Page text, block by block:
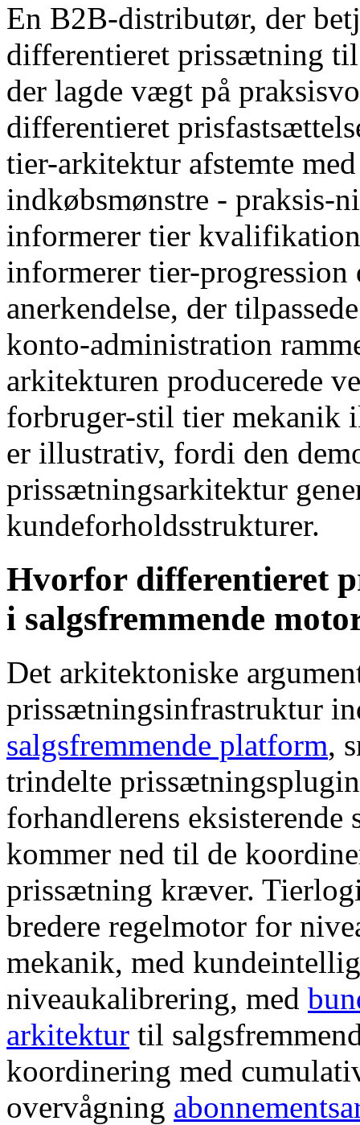
En B2B-distributør, der
differentieret prissætning
der lagde vægt på
differentieret
tier-arkitektur afstemte
indkøbsmønstre - praksis-
informerer tier
informerer tier-
anerkendelse, der
konto-administration
arkitekturen producerede
forbruger-stil tier mekanik
er illustrativ, fordi den
prissætningsarkitektur
kundeforholdsstrukturer.
Hvorfor differentieret
i salgsfremmende
Det arkitektoniske
prissætningsinfrastruktur
salgsfremmende platform,
trindelte
forhandlerens
kommer ned til de
prissætning kræver.
bredere regelmotor for
mekanik, med
niveaukalibrering, med
arkitektur til
koordinering med
overvågning